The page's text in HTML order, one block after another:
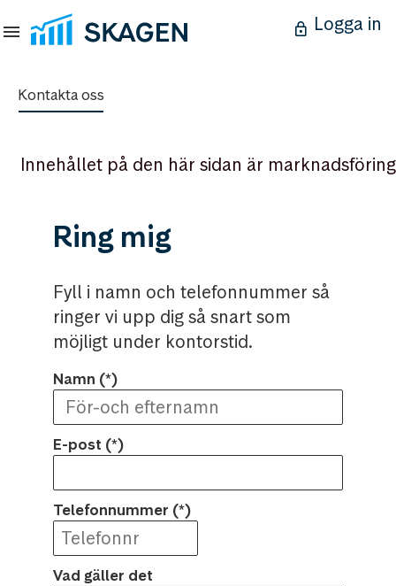
Logga in
Kontakta oss
Innehållet på den här sidan är marknadsföring
Ring mig
Fyll i namn och telefonnummer så
ringer vi upp dig så snart som
möjligt under kontorstid.
Namn
E-post
Telefonnummer
Vad gäller det